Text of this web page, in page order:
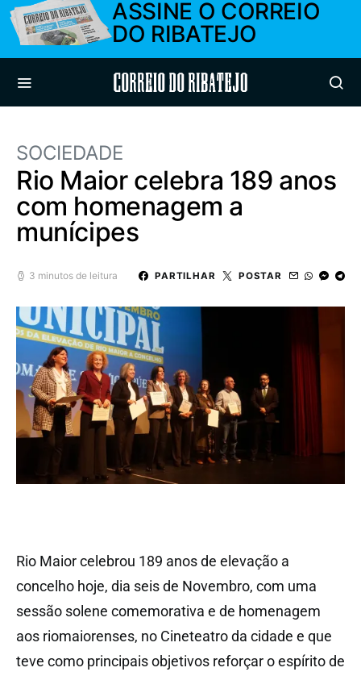
ASSINE O CORREIO
DO RIBATEJO
Correio do Ribatejo
SOCIEDADE
Rio Maior celebra 189 anos
com homenagem a
munícipes
3 minutos de leitura PARTILHAR POSTAR
Rio Maior celebrou 189 anos de elevação a
concelho hoje, dia seis de Novembro, com uma
sessão solene comemorativa e de homenagem
aos riomaiorenses, no Cineteatro da cidade e que
teve como principais objetivos reforçar o espírito de